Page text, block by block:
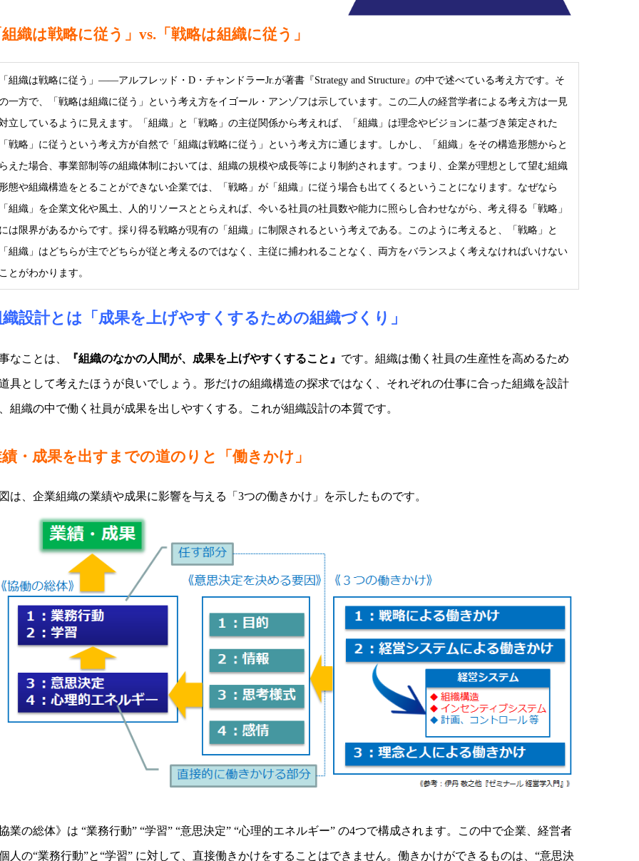
織は戦略に従う」vs.「戦略は組織に従う」
組織は戦略に従う」――アルフレッド・D・チャンドラーJr.が著書『Strategy and Structure』の中で述べている考え方です。そ
一方で、「戦略は組織に従う」という考え方をイゴール・アンゾフは示しています。この二人の経営学者による考え方は一見
立しているように見えます。「組織」と「戦略」の主従関係から考えれば、「組織」は理念やビジョンに基づき策定された
戦略」に従うという考え方が自然で「組織は戦略に従う」という考え方に通じます。しかし、「組織」をその構造形態からと
えた場合、事業部制等の組織体制においては、組織の規模や成長等により制約されます。つまり、企業が理想として望む組織
態や組織構造をとることができない企業では、「戦略」が「組織」に従う場合も出てくるということになります。なぜなら
組織」を企業文化や風土、人的リソースととらえれば、今いる社員の社員数や能力に照らし合わせながら、考え得る「戦略」
は限界があるからです。採り得る戦略が現有の「組織」に制限されるという考えである。このように考えると、「戦略」と
組織」はどちらが主でどちらが従と考えるのではなく、主従に捕われることなく、両方をバランスよく考えなければいけない
とがわかります。
設計とは「 成果を上げやすくするための組織づくり」
なことは、 『組織のなかの人間が、成果を上げやすくすること』 です。組織は働く社員の生産性を高めるため
具として考えたほうが良いでしょう。形だけの組織構造の探求ではなく、それぞれの仕事に合った組織を設計
組織の中で働く社員が成果を出しやすくする。これが組織設計の本質です。
・成果を出すまでの道のりと「働きかけ」
は、企業組織の業績や成果に影響を与える「3つの働きかけ」を示したものです。
業の総体》は “業務行動” “学習” “意思決定” “心理的エネルギー” の4つで構成されます。この中で企業、経営者
人の“業務行動”と“学習” に対して、直接働きかけをすることはできません。働きかけができるものは、“意思決